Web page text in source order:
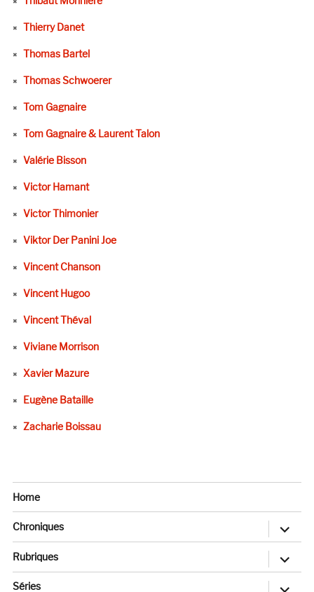
Thierry Danet
Thomas Bartel
Thomas Schwoerer
Tom Gagnaire
Tom Gagnaire & Laurent Talon
Valérie Bisson
Victor Hamant
Victor Thimonier
Viktor Der Panini Joe
Vincent Chanson
Vincent Hugoo
Vincent Théval
Viviane Morrison
Xavier Mazure
Eugène Bataille
Zacharie Boissau
Home
Chroniques
ouvrir
sous-
menu
Rubriques
ouvrir
sous-
menu
Séries
ouvrir